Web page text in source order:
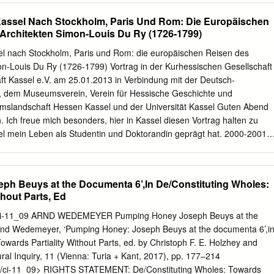
: Électorat de Bavière 38 La Weser : Landgraviats de Hesse-
nach Guangzhou, wo Alexander eine Englische Faktorei
Ansichten von Thomas Daniell bewundert. Dann wartete die
in Macao. Für Alexander war dies die ergiebigste Periode der
Entwürfen radiert und gestochene Illustrationen zeigen Szenen
den Flüssen und Kanälen und an den Ufern. Aus seine Schriften
Gelbgold chinesischer Dachziegel auf kaiserlichen Palästen
der höfischen Kleidung der Mandarine tief beeindruckt haben.
Alexander, William. Journal of a voyage to Pekin in China on
which accompanied Lord Macartney on his embassy to the
Nach Stockholm, Paris Und Rom: Die Europäischen
Simon-Louis Du Ry (1726-1799)
nach Stockholm, Paris und Rom: die europäischen Reisen des
Louis Du Ry (1726-1799) Vortrag in der Kurhessischen Gesellschaft
Kassel e.V. am 25.01.2013 in Verbindung mit der Deutsch-
Museumsverein, Verein für Hessische Geschichte und
Hessen Kassel und der Universität Kassel Guten Abend
Ich freue mich besonders, hier in Kassel diesen Vortrag halten zu
mein Leben als Studentin und Doktorandin geprägt hat. 2000-2001
Bibliothek des Schlosses Wilhelmshöhe zu arbeiten. Es waren sehr
geschätzt habe. Ich möchte mich sehr herzlich bei den
Sammlung und der Bibliothek bedanken für die wertvolle Hilfe, die
nie meine Dissertation erfolgreich schreiben können ohne die
im Schloss Wilhelmshöhe. Es ist mir eine grosse
von der Kurhessischen Gesellschaft für Kunst und Wissenschaft
mich bei den Veranstaltern des heutigen Vortrags für die
Beuys at the Documenta 6’,In De/Constituting Wholes:
Parts, Ed
ARND WEDEMEYER Pumping Honey Joseph Beuys at the
Wedemeyer, ‘Pumping Honey: Joseph Beuys at the documenta 6’,in
Partiality Without Parts, ed. by Christoph F. E. Holzhey and
Inquiry, 11 (Vienna: Turia + Kant, 2017), pp. 177–214
11_09> RIGHTS STATEMENT: De/Constituting Wholes: Towards